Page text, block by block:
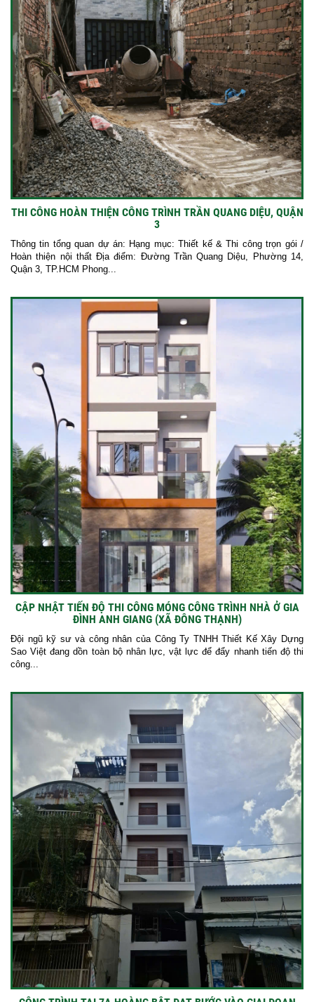
THI CÔNG HOÀN THIỆN CÔNG TRÌNH TRẦN QUANG DIỆU, QUẬN
3
Thông tin tổng quan dự án: Hạng mục: Thiết kế & Thi công trọn gói /
Hoàn thiện nội thất Địa điểm: Đường Trần Quang Diệu, Phường 14,
Quận 3, TP.HCM Phong...
CẬP NHẬT TIẾN ĐỘ THI CÔNG MÓNG CÔNG TRÌNH NHÀ Ở GIA
ĐÌNH ANH GIANG (XÃ ĐÔNG THẠNH)
Đội ngũ kỹ sư và công nhân của Công Ty TNHH Thiết Kế Xây Dựng
Sao Việt đang dồn toàn bộ nhân lực, vật lực để đẩy nhanh tiến độ thi
công...